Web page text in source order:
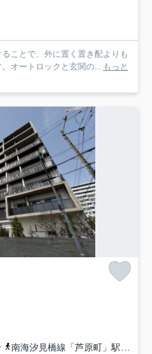
ことで、外に置く置き配よりも
オートロックと玄関の... もっと
南海汐見橋線「芦原町」駅 徒歩8分